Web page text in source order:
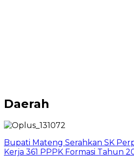
Daerah
Bupati Mateng Serahkan SK
Kerja 361 PPPK Formasi Tahun